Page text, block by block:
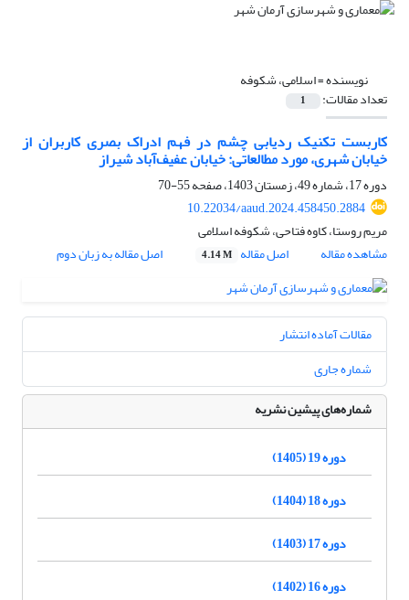
نویسنده =اسلامی، شکوفه
تعداد مقالات: 1
کاربست تکنیک ردیابی چشم در فهم ادراک بصری کاربران از
خیابان شهری، مورد مطالعاتی: خیابان عفیف‌آباد شیراز
دوره 17، شماره 49، زمستان 1403، صفحه
55-70
10.22034/aaud.2024.458450.2884
مریم روستا، کاوه فتاحی، شکوفه اسلامی
مشاهده مقاله
اصل مقاله 4.14 M اصل مقاله به زبان دوم
مقالات آماده انتشار
شماره جاری
شماره‌های پیشین نشریه
دوره 19 (1405)
دوره 18 (1404)
دوره 17 (1403)
دوره 16 (1402)